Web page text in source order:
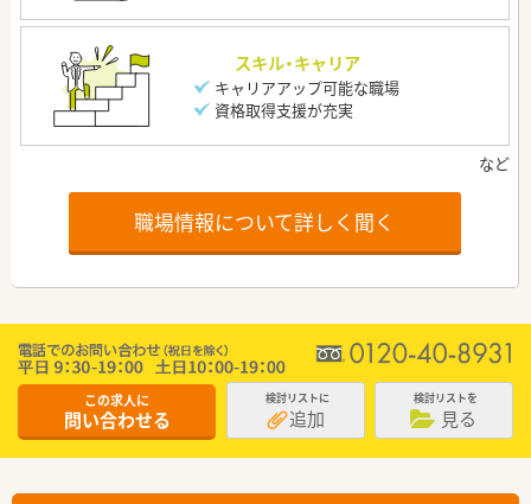
スキル・キャリア
キャリアアップ可能な職場
資格取得支援が充実
職場情報について詳しく聞く
この求人に
問い合わせる
検討リストに
追加
検討リストを
見る